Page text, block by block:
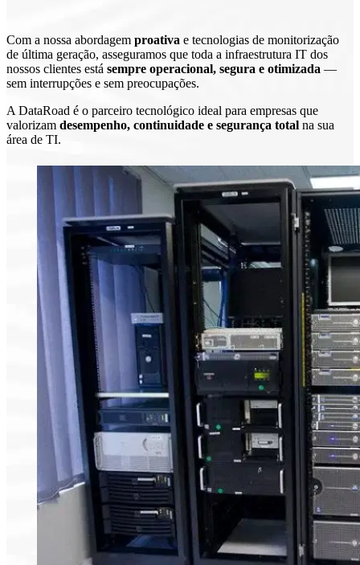
Com a nossa abordagem proativa e tecnologias de monitorização
de última geração, asseguramos que toda a infraestrutura IT dos
nossos clientes está sempre operacional, segura e otimizada —
sem interrupções e sem preocupações.
A DataRoad é o parceiro tecnológico ideal para empresas que
valorizam desempenho, continuidade e segurança total na sua
área de TI.